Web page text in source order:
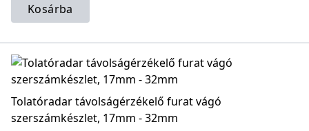
Kosárba
Tolatóradar távolságérzékelő furat vágó
szerszámkészlet, 17mm - 32mm